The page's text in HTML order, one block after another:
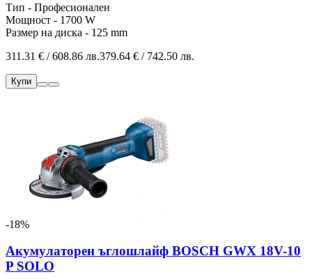
Тип - Професионален
Мощност - 1700 W
Размер на диска - 125 mm
311.31 € / 608.86 лв.379.64 € / 742.50 лв.
Купи
-18%
Акумулаторен ъглошлайф BOSCH GWX 18V-10
P SOLO